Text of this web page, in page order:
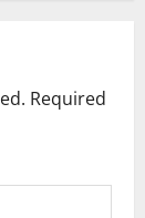
Required